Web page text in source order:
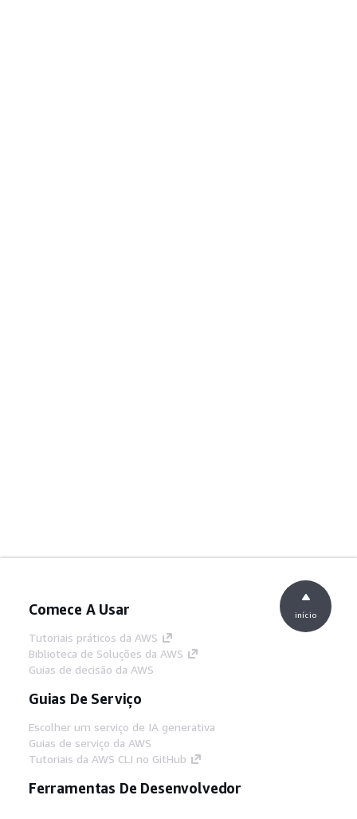
Comece A Usar
Tutoriais práticos da AWS
Biblioteca de Soluções da AWS
Guias de decisão da AWS
Guias De Serviço
Escolher um serviço de IA generativa
Guias de serviço da AWS
Tutoriais da AWS CLI no GitHub
Ferramentas De Desenvolvedor
início